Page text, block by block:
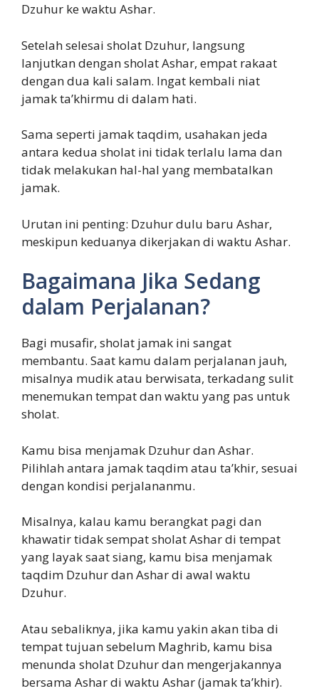
Dzuhur ke waktu Ashar.
Setelah selesai sholat Dzuhur, langsung
lanjutkan dengan sholat Ashar, empat rakaat
dengan dua kali salam. Ingat kembali niat
jamak ta’khirmu di dalam hati.
Sama seperti jamak taqdim, usahakan jeda
antara kedua sholat ini tidak terlalu lama dan
tidak melakukan hal-hal yang membatalkan
jamak.
Urutan ini penting: Dzuhur dulu baru Ashar,
meskipun keduanya dikerjakan di waktu Ashar.
Bagaimana Jika Sedang
dalam Perjalanan?
Bagi musafir, sholat jamak ini sangat
membantu. Saat kamu dalam perjalanan jauh,
misalnya mudik atau berwisata, terkadang sulit
menemukan tempat dan waktu yang pas untuk
sholat.
Kamu bisa menjamak Dzuhur dan Ashar.
Pilihlah antara jamak taqdim atau ta’khir, sesuai
dengan kondisi perjalananmu.
Misalnya, kalau kamu berangkat pagi dan
khawatir tidak sempat sholat Ashar di tempat
yang layak saat siang, kamu bisa menjamak
taqdim Dzuhur dan Ashar di awal waktu
Dzuhur.
Atau sebaliknya, jika kamu yakin akan tiba di
tempat tujuan sebelum Maghrib, kamu bisa
menunda sholat Dzuhur dan mengerjakannya
bersama Ashar di waktu Ashar (jamak ta’khir).